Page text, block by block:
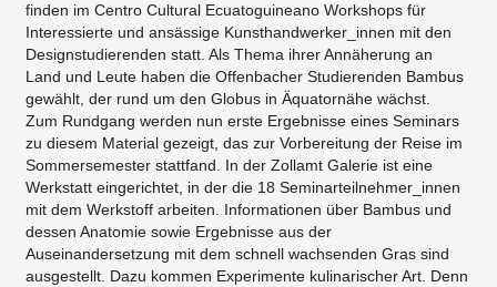
finden im Centro Cultural Ecuatoguineano Workshops für
Interessierte und ansässige Kunsthandwerker_innen mit den
Designstudierenden statt. Als Thema ihrer Annäherung an
Land und Leute haben die Offenbacher Studierenden Bambus
gewählt, der rund um den Globus in Äquatornähe wächst.
​Zum Rundgang werden nun erste Ergebnisse eines Seminars
zu diesem Material gezeigt, das zur Vorbereitung der Reise im
Sommersemester stattfand. In der Zollamt Galerie ist eine
Werkstatt eingerichtet, in der die 18 Seminarteilnehmer_innen
mit dem Werkstoff arbeiten. Informationen über Bambus und
dessen Anatomie sowie Ergebnisse aus der
Auseinandersetzung mit dem schnell wachsenden Gras sind
ausgestellt. Dazu kommen Experimente kulinarischer Art. Denn